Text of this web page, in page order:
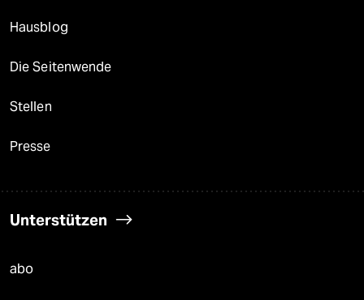
Hausblog
Die Seitenwende
Stellen
Presse
Unterstützen
abo